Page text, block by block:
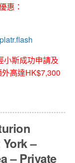
惠：
小斯成功申請及
高達HK$7,300
–
– Private